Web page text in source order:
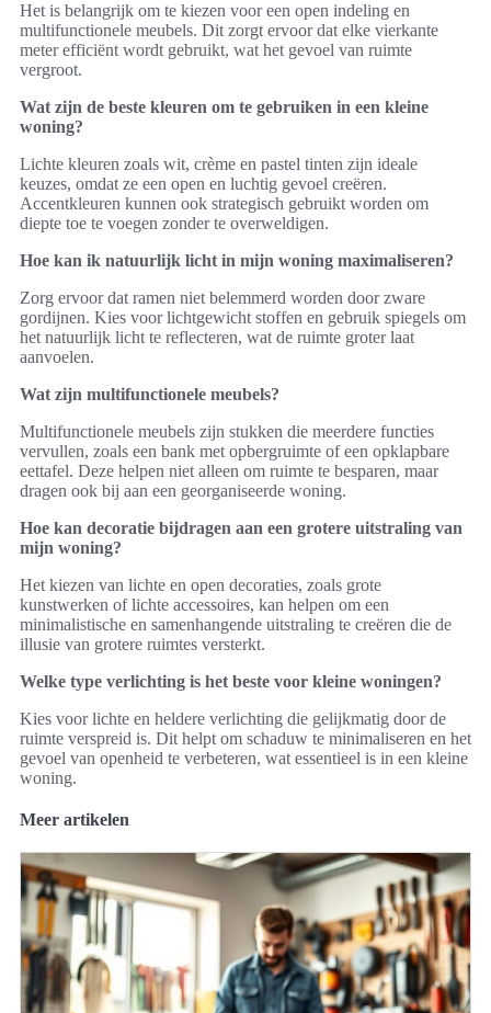
Het is belangrijk om te kiezen voor een open indeling en
multifunctionele meubels. Dit zorgt ervoor dat elke vierkante
meter efficiënt wordt gebruikt, wat het gevoel van ruimte
vergroot.
Wat zijn de beste kleuren om te gebruiken in een kleine
woning?
Lichte kleuren zoals wit, crème en pastel tinten zijn ideale
keuzes, omdat ze een open en luchtig gevoel creëren.
Accentkleuren kunnen ook strategisch gebruikt worden om
diepte toe te voegen zonder te overweldigen.
Hoe kan ik natuurlijk licht in mijn woning maximaliseren?
Zorg ervoor dat ramen niet belemmerd worden door zware
gordijnen. Kies voor lichtgewicht stoffen en gebruik spiegels om
het natuurlijk licht te reflecteren, wat de ruimte groter laat
aanvoelen.
Wat zijn multifunctionele meubels?
Multifunctionele meubels zijn stukken die meerdere functies
vervullen, zoals een bank met opbergruimte of een opklapbare
eettafel. Deze helpen niet alleen om ruimte te besparen, maar
dragen ook bij aan een georganiseerde woning.
Hoe kan decoratie bijdragen aan een grotere uitstraling van
mijn woning?
Het kiezen van lichte en open decoraties, zoals grote
kunstwerken of lichte accessoires, kan helpen om een
minimalistische en samenhangende uitstraling te creëren die de
illusie van grotere ruimtes versterkt.
Welke type verlichting is het beste voor kleine woningen?
Kies voor lichte en heldere verlichting die gelijkmatig door de
ruimte verspreid is. Dit helpt om schaduw te minimaliseren en het
gevoel van openheid te verbeteren, wat essentieel is in een kleine
woning.
Meer artikelen